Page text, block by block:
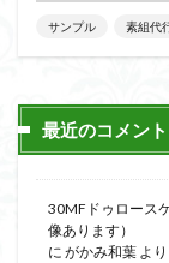
サンプル 素組代
最近のコメント
30MFドゥロース
像あります）
に がかみ和葉 より